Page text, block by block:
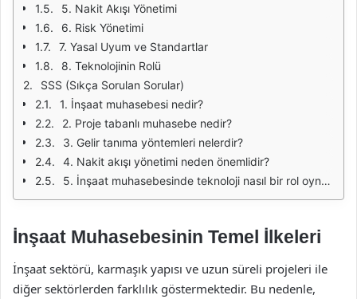
5. Nakit Akışı Yönetimi
6. Risk Yönetimi
7. Yasal Uyum ve Standartlar
8. Teknolojinin Rolü
SSS (Sıkça Sorulan Sorular)
1. İnşaat muhasebesi nedir?
2. Proje tabanlı muhasebe nedir?
3. Gelir tanıma yöntemleri nelerdir?
4. Nakit akışı yönetimi neden önemlidir?
5. İnşaat muhasebesinde teknoloji nasıl bir rol oynar?
İnşaat Muhasebesinin Temel İlkeleri
İnşaat sektörü, karmaşık yapısı ve uzun süreli projeleri ile
diğer sektörlerden farklılık göstermektedir. Bu nedenle,